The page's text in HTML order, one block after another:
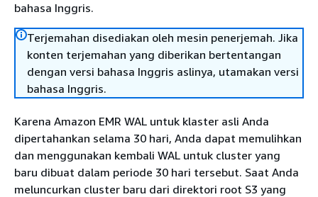
bahasa Inggris.
Terjemahan disediakan oleh mesin penerjemah. Jika
konten terjemahan yang diberikan bertentangan
dengan versi bahasa Inggris aslinya, utamakan versi
bahasa Inggris.
Karena Amazon EMR WAL untuk klaster asli Anda
dipertahankan selama 30 hari, Anda dapat memulihkan
dan menggunakan kembali WAL untuk cluster yang
baru dibuat dalam periode 30 hari tersebut. Saat Anda
meluncurkan cluster baru dari direktori root S3 yang